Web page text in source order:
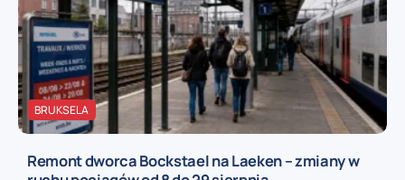
BRUKSELA
Remont dworca Bockstael na Laeken – zmiany w